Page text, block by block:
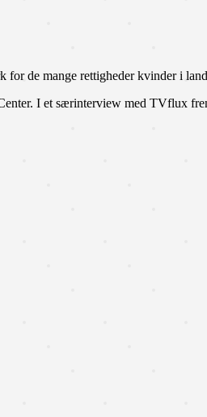
de mange rettigheder kvinder i
I et særinterview med TVflux